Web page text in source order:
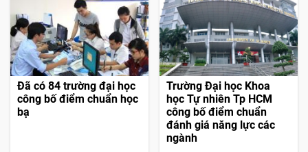
Đã có 84 trường đại học
công bố điểm chuẩn học
bạ
Trường Đại học Khoa
học Tự nhiên Tp HCM
công bố điểm chuẩn
đánh giá năng lực các
ngành